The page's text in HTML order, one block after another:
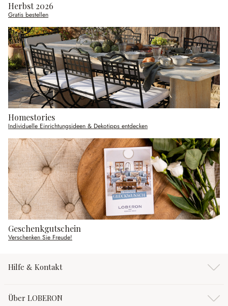
Herbst 2026
Gratis bestellen
Homestories
Individuelle Einrichtungsideen & Dekotipps entdecken
Geschenkgutschein
Verschenken Sie Freude!
Hilfe & Kontakt
Über LOBERON